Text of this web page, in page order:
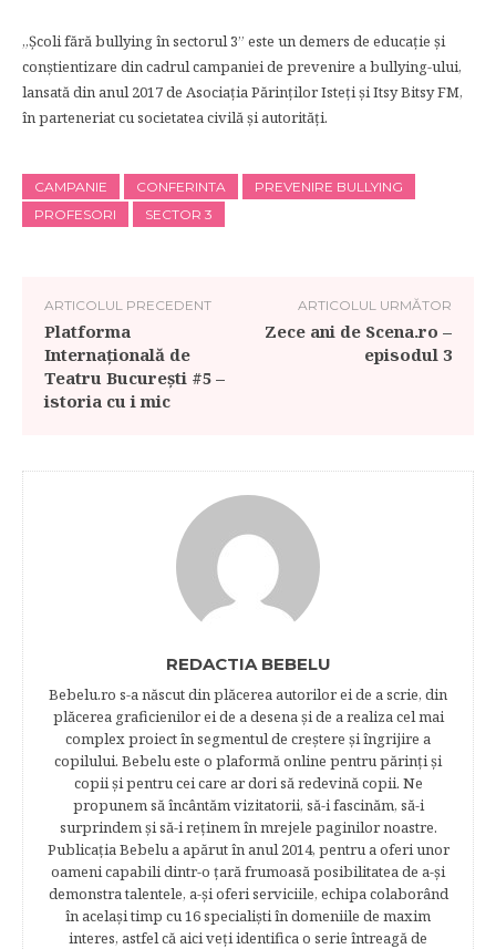
„Şcoli fără bullying în sectorul 3” este un demers de educaţie şi
conştientizare din cadrul campaniei de prevenire a bullying-ului,
lansată din anul 2017 de Asociaţia Părinţilor Isteţi şi Itsy Bitsy FM,
în parteneriat cu societatea civilă şi autorităţi.
CAMPANIE CONFERINTA
PREVENIRE BULLYING
PROFESORI
SECTOR 3
ARTICOLUL PRECEDENT
Platforma
Internațională de
Teatru București #5 –
istoria cu i mic
ARTICOLUL URMĂTOR
Zece ani de Scena.ro –
episodul 3
REDACTIA BEBELU
Bebelu.ro s-a născut din plăcerea autorilor ei de a scrie, din
plăcerea graficienilor ei de a desena şi de a realiza cel mai
complex proiect în segmentul de creştere şi îngrijire a
copilului. Bebelu este o plaformă online pentru părinţi şi
copii şi pentru cei care ar dori să redevină copii. Ne
propunem să încântăm vizitatorii, să-i fascinăm, să-i
surprindem şi să-i reţinem în mrejele paginilor noastre.​
Publicația Bebelu a apărut în anul 2014, pentru a oferi unor
oameni capabili dintr-o ţară frumoasă posibilitatea de a-şi
demonstra talentele, a-şi oferi serviciile, echipa colaborând
în acelaşi timp cu 16 specialişti în domeniile de maxim
interes, astfel că aici veţi identifica o serie întreagă de